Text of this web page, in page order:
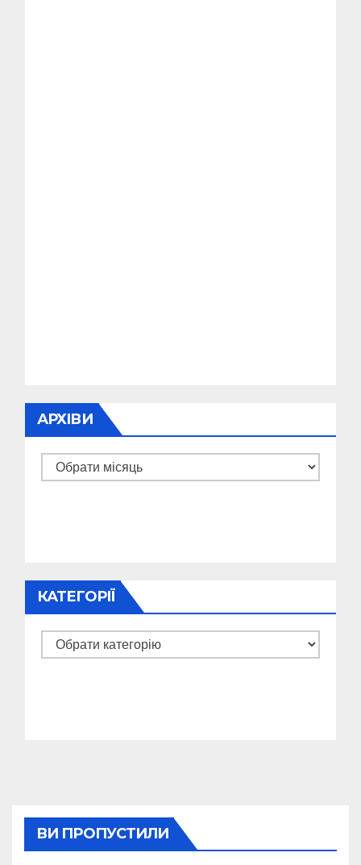
АРХІВИ
Архіви
КАТЕГОРІЇ
Категорії
ВИ ПРОПУСТИЛИ